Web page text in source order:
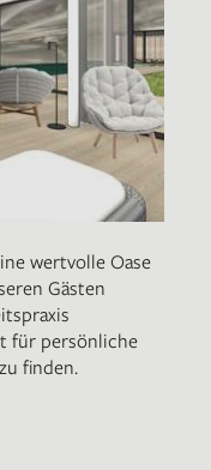
wertvolle Oase
Gästen
für persönliche
finden.